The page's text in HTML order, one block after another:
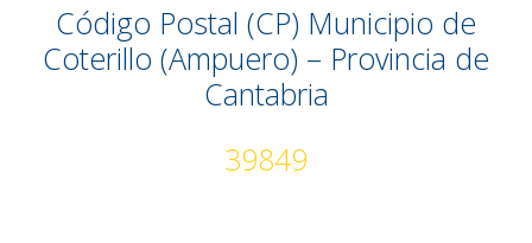
Código Postal (CP) Municipio de
Coterillo (Ampuero) – Provincia de
Cantabria
39849